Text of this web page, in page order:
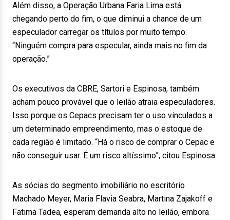
Além disso, a Operação Urbana Faria Lima está
chegando perto do fim, o que diminui a chance de um
especulador carregar os títulos por muito tempo.
“Ninguém compra para especular, ainda mais no fim da
operação.”
Os executivos da CBRE, Sartori e Espinosa, também
acham pouco provável que o leilão atraia especuladores.
Isso porque os Cepacs precisam ter o uso vinculados a
um determinado empreendimento, mas o estoque de
cada região é limitado. “Há o risco de comprar o Cepac e
não conseguir usar. É um risco altíssimo”, citou Espinosa.
As sócias do segmento imobiliário no escritório
Machado Meyer, Maria Flavia Seabra, Martina Zajakoff e
Fatima Tadea, esperam demanda alto no leilão, embora